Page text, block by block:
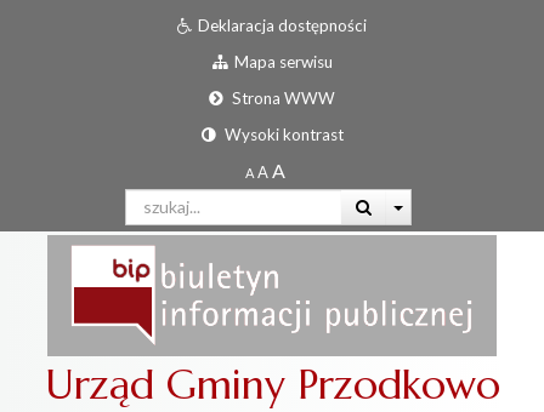
Deklaracja dostępności
Mapa serwisu
Strona WWW
Wysoki kontrast
Urząd Gminy Przodkowo